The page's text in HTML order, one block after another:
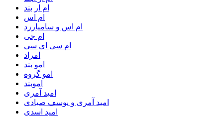
ام‌ ار بند
ام اس
ام اس و سامیارزد
ام جی
ام سی ای سی
امراد
امو بند
امو گروه
اموبند
امید آمری
امید آمری و یوسف صیادی
امید اسدی